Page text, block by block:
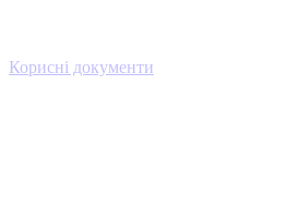
Корисні документи